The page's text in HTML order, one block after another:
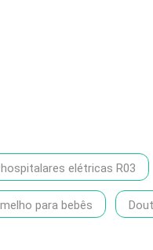
elétricas R03
para bebês